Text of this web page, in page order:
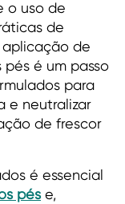
o uso de
de
de
é um passo
para
e neutralizar
de frescor
é essencial
pése,